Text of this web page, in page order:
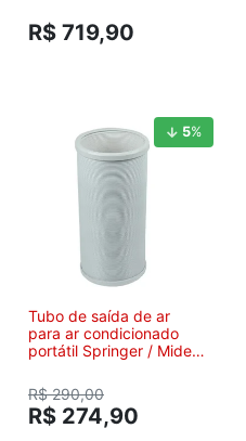
R$ 719,90
5%
Tubo de saída de ar
para ar condicionado
portátil Springer / Midea
12120600A12675 -
ORIGINAL
R$ 290,00
R$ 274,90